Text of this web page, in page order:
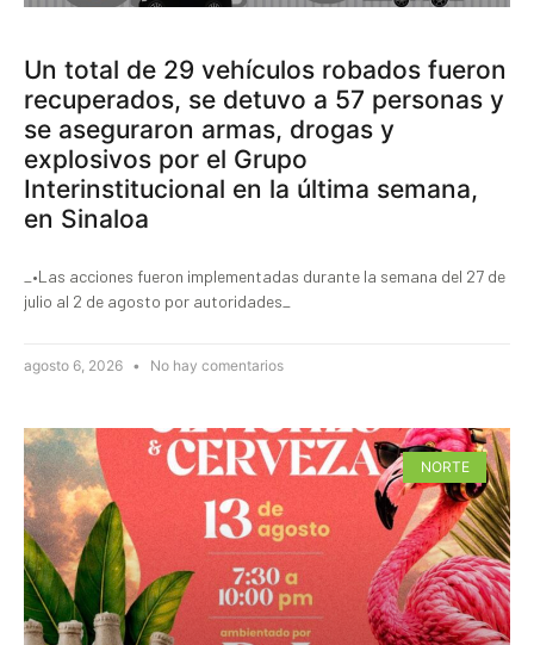
Un total de 29 vehículos robados fueron
recuperados, se detuvo a 57 personas y
se aseguraron armas, drogas y
explosivos por el Grupo
Interinstitucional en la última semana,
en Sinaloa
_•Las acciones fueron implementadas durante la semana del 27 de
julio al 2 de agosto por autoridades_
agosto 6, 2026 No hay comentarios
NORTE